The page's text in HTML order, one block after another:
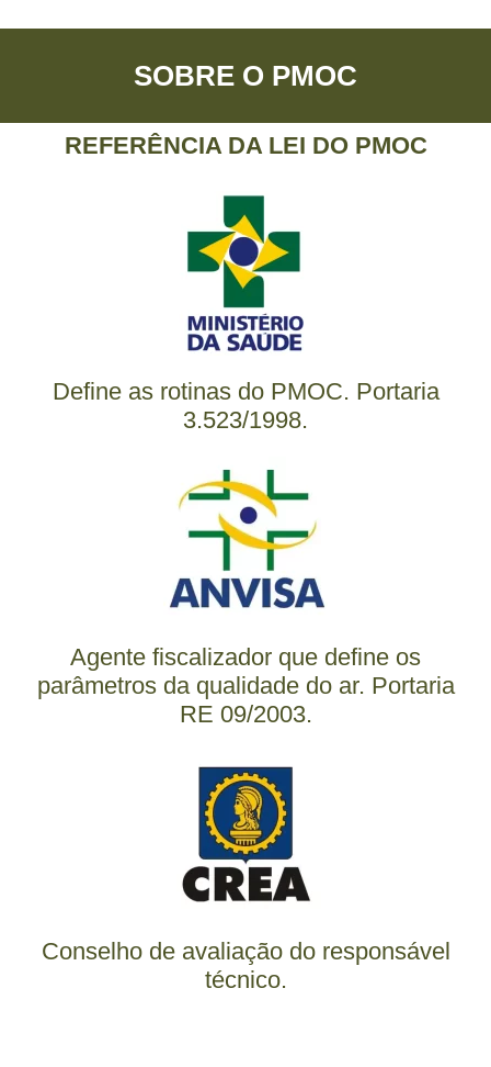
SOBRE O PMOC
REFERÊNCIA DA LEI DO PMOC
Define as rotinas do PMOC. Portaria
3.523/1998.
Agente fiscalizador que define os
parâmetros da qualidade do ar. Portaria
RE 09/2003.
Conselho de avaliação do responsável
técnico.